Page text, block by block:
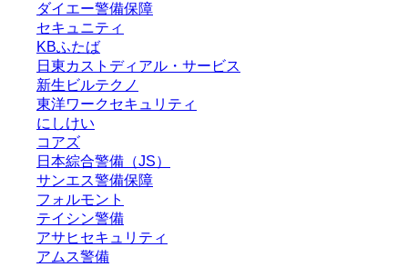
ダイエー警備保障
セキュニティ
KBふたば
日東カストディアル・サービス
新生ビルテクノ
東洋ワークセキュリティ
にしけい
コアズ
日本綜合警備（JS）
サンエス警備保障
フォルモント
テイシン警備
アサヒセキュリティ
アムス警備